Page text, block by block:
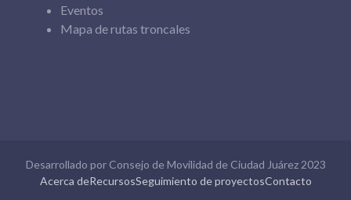
Eventos
Mapa de rutas troncales
Desarrollado por Consejo de Movilidad de Ciudad Juárez 2023
Acerca deRecursosSeguimiento de proyectosContacto